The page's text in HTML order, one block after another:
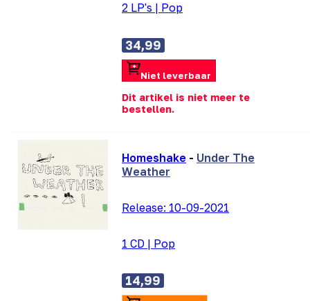
2 LP's | Pop
34,99
Niet leverbaar
Dit artikel is niet meer te
bestellen.
Homeshake - Under The
Weather
Release: 10-09-2021
1 CD | Pop
14,99